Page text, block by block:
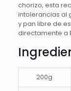
chorizo, esta
intolerancias al
y pan libre de
directamente a
200g